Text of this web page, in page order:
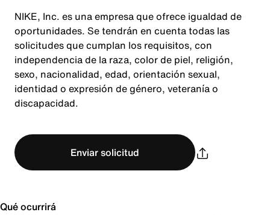
NIKE, Inc. es una empresa que ofrece igualdad de
oportunidades. Se tendrán en cuenta todas las
solicitudes que cumplan los requisitos, con
independencia de la raza, color de piel, religión,
sexo, nacionalidad, edad, orientación sexual,
identidad o expresión de género, veteranía o
discapacidad.
Enviar solicitud
Qué ocurrirá